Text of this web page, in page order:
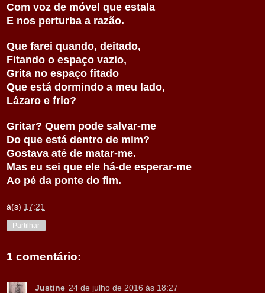
Com voz de móvel que estala
E nos perturba a razão.
Que farei quando, deitado,
Fitando o espaço vazio,
Grita no espaço fitado
Que está dormindo a meu lado,
Lázaro e frio?
Gritar? Quem pode salvar-me
Do que está dentro de mim?
Gostava até de matar-me.
Mas eu sei que ele há-de esperar-me
Ao pé da ponte do fim.
à(s) 17:21
Partilhar
1 comentário:
Justine 24 de julho de 2016 às 18:27